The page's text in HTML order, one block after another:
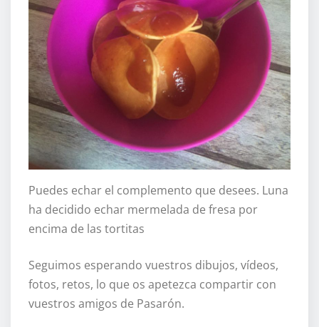
Puedes echar el complemento que desees. Luna
ha decidido echar mermelada de fresa por
encima de las tortitas
Seguimos esperando vuestros dibujos, vídeos,
fotos, retos, lo que os apetezca compartir con
vuestros amigos de Pasarón.